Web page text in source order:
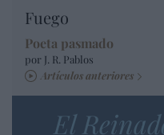
Fuego
Poeta pasmado
por J. R. Pablos
Artículos anteriores
El